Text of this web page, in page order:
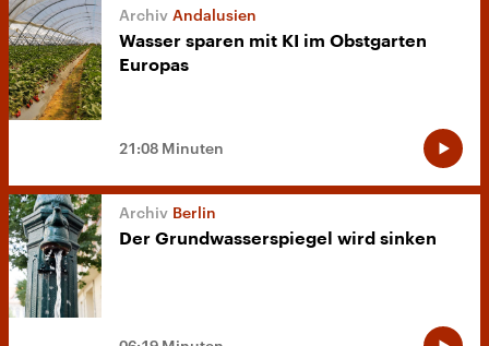
Andalusien
Wasser sparen mit KI im Obstgarten
Europas
21:08 Minuten
Berlin
Der Grundwasserspiegel wird sinken